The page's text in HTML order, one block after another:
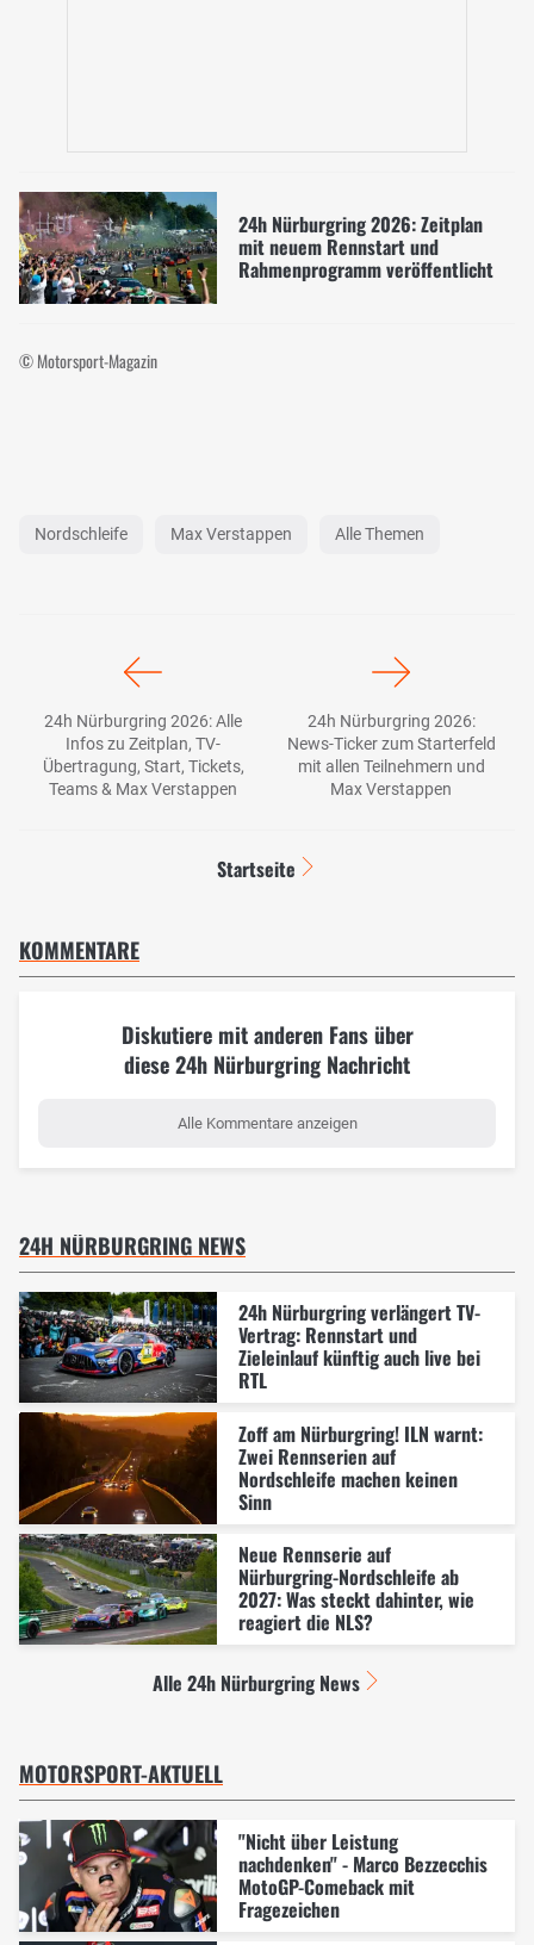
24h Nürburgring 2026: Zeitplan
mit neuem Rennstart und
Rahmenprogramm veröffentlicht
© Motorsport-Magazin
Nordschleife Max Verstappen Alle Themen
24h Nürburgring 2026: Alle
Infos zu Zeitplan, TV-
Übertragung, Start, Tickets,
Teams & Max Verstappen
24h Nürburgring 2026:
News-Ticker zum Starterfeld
mit allen Teilnehmern und
Max Verstappen
Startseite
KOMMENTARE
Diskutiere mit anderen Fans über
diese 24h Nürburgring Nachricht
Alle Kommentare anzeigen
24H NÜRBURGRING NEWS
24h Nürburgring verlängert TV-
Vertrag: Rennstart und
Zieleinlauf künftig auch live bei
RTL
Zoff am Nürburgring! ILN warnt:
Zwei Rennserien auf
Nordschleife machen keinen
Sinn
Neue Rennserie auf
Nürburgring-Nordschleife ab
2027: Was steckt dahinter, wie
reagiert die NLS?
Alle 24h Nürburgring News
MOTORSPORT-AKTUELL
"Nicht über Leistung
nachdenken" - Marco Bezzecchis
MotoGP-Comeback mit
Fragezeichen